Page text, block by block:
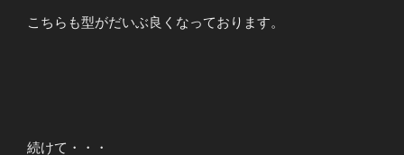
こちらも型がだいぶ良くなっております。
続けて・・・